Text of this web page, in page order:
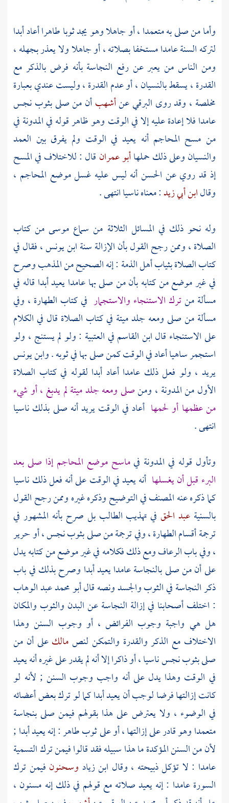
وأما من صلى به متعمدا ، أو جاهلا وهو يجد ثوبا طاهرا أعاد أبدا
لتركه السنة عامدا مستخفا بصلاته ، أو جاهلا ولا يعذر بجهله ،
ومن الناس من يعبر عن رفع النجاسة بأنه فرض بالذكر مع
القدرة ، يسقط بالنسيان ، أو عدم القدرة ، وليست عندي بعبارة
مخلصة ، وقد روى البرقيعنأشهبأن من صلى بثوب نجس
عامدا فلا إعادة عليه إلا في الوقت وهو ظاهر قوله في المدونة في
من مسح المحاجم أنه يعيد في الوقت ولم يفرق بين العمد
والنسيان وعلى ذلك حملهاأبو عمران قال : للاختلاف في المسح
إذ قد روي عن الحسنأنه ليس عليه غسل موضع المحاجم ،
وقالابن أبي زيد: معناه ناسيا انتهى .
وله نحو ذلك في المسائل الثلاثة من سماع موسى من كتاب
الصلاة ، وممن رجح القول بأن الإزالة سنةابن يونس، فقال في
كتاب الصلاة بثيابأهل الذمة : إنه الصحيح من المذهب وصرح
في غير موضع من كتابه بأن من صلى بها عامدا يعيد أبدا قاله في
مسألة منترك الاستنجاء والاستجمار في كتاب الطهارة ، وفي
مسألة من صلى ومعه جلد ميتة في كتاب الصلاة قال في الكلام
على الاستنجاء قالابن القاسمفي العتبية : ولو لم يستنج ، ولو
استجمر ساهيا أعاد في الوقت كمن صلى بها في ثوبه .وابن يونس
يريد ، ولو فعل ذلك عامدا أعاد أبدا لقوله في كتاب الصلاة
الأول من المدونة ، ومنصلى ومعه جلد ميتة لم يدبغ ، أو شيء
من عظمها أو لحمها أعاد في الوقت يريد أنه صلى بذلك ناسيا
انتهى .
وتأول قوله في المدونة فيماسح موضع المحاجم إذا صلى بعد
البرء قبل أن يغسلها أنه يعيد في الوقت على أنه فعل ذلك ناسيا
كما ذكره عنهالمصنففي التوضيح وذكره غيره وممن رجح القول
بالسنيةعبد الحق في تهذيب الطالب بل صرح بأنه المشهور في
ترجمة أقسام الطهارة ، وفي ترجمة من صلى بثوب نجس ، أو حرير
، وفي باب الرعاف ومع ذلك فكلامه في غير موضع من كتابه يدل
على أن من صلى بالنجاسة عامدا يعيد أبدا وصرح بذلك في باب
ذكر النجاسة في الثوب والجسد ونصه قالأبو محمد عبد الوهاب
: اختلف أصحابنا في إزالة النجاسة عن البدن والثوب والمكان
هل هي واجبة وجوب الفرائض ، أو وجوب السنن وهذا
الاختلاف مع الذكر والقدرة والتمكن لنصمالكعلى أن من
صلى بثوب نجس ناسيا ، أو ذاكرا إلا أنه لم يقدر على غيره أنه يعيد
في الوقت وهذا يدل على أنه واجب وجوب السنن ; لأنه لو
كانت إزالتها فرضا لوجب أن يعيد أبدا كما لو ترك بعض أعضائه
في الوضوء ، ولا يعترض على هذا بقولهم فيمن صلى بنجاسة
متعمدا وهو قادر على إزالتها ، أو على ثوب طاهر : إنه يعيد أبدا ;
لأن من السنن المؤكدة ما هذا سبيله فقد قالوا فيمن ترك التسمية
عامدا : لا تؤكل ذبيحته ، وقال ابن زياد وسحنون فيمن ترك
السورة عامدا : إنه يعيد صلاته مع قولهم في ذلك إنه مسنون ،